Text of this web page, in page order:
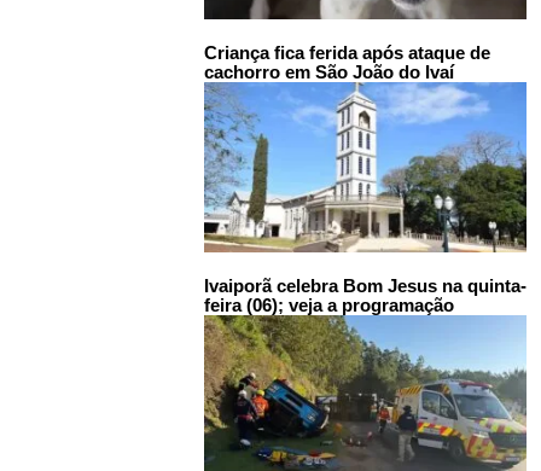
Criança fica ferida após ataque de
cachorro em São João do Ivaí
Ivaiporã celebra Bom Jesus na quinta-
feira (06); veja a programação